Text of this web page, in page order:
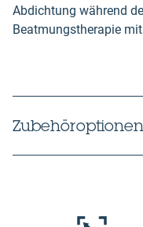
Abdichtung während
Beatmungstherapie
Zubehöroptionen